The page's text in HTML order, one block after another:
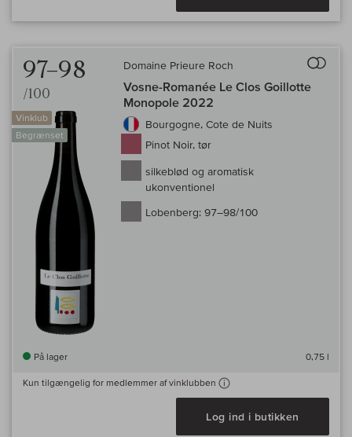
97–98
/100
Vinklub
Begrænset
Domaine Prieure Roch
Vosne-Romanée Le Clos Goillotte
Monopole 2022
Bourgogne, Cote de Nuits
Pinot Noir, tør
silkeblød og aromatisk
ukonventionel
Lobenberg: 97–98/100
På lager 0,75 l
Kun tilgængelig for medlemmer af vinklubben
Log ind i butikken